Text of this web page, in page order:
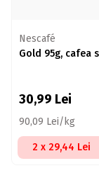
Nescafé
Gold 95g, cafea
30,99 Lei
90,09 Lei/kg
2 x 29,44 Lei